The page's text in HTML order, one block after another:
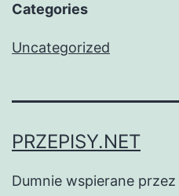
Categories
Uncategorized
PRZEPISY.NET
Dumnie wspierane przez